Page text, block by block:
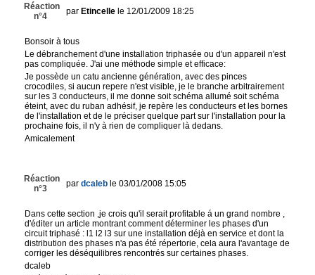
Réaction
n°4
par Etincellele 12/01/2009 18:25
Bonsoir à tous
Le débranchement d'une installation triphasée ou d'un appareil n'est
pas compliquée. J'ai une méthode simple et efficace:
Je possède un catu ancienne génération, avec des pinces
crocodiles, si aucun repere n'est visible, je le branche arbitrairement
sur les 3 conducteurs, il me donne soit schéma allumé soit schéma
éteint, avec du ruban adhésif, je repère les conducteurs et les bornes
de l'installation et de le préciser quelque part sur l'installation pour la
prochaine fois, il n'y à rien de compliquer là dedans.
Amicalement
Réaction
n°3
par dcaleb le 03/01/2008 15:05
Dans cette section ,je crois qu'il serait profitable á un grand nombre ,
d'éditer un article montrant comment déterminer les phases d'un
circuit triphasé : l1 l2 l3 sur une installation déjà en service et dont la
distribution des phases n'a pas été répertorie, cela aura l'avantage de
corriger les déséquilibres rencontrés sur certaines phases.
dcaleb